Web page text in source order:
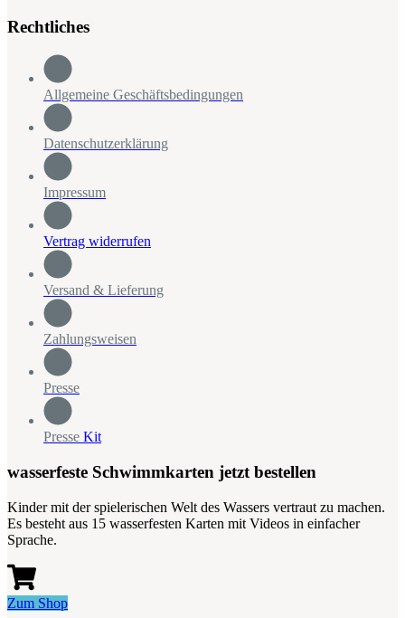
Rechtliches
Allgemeine Geschäftsbedingungen
Datenschutzerklärung
Impressum
Vertrag widerrufen
Versand & Lieferung
Zahlungsweisen
Presse
Presse Kit
wasserfeste Schwimmkarten jetzt bestellen
Kinder mit der spielerischen Welt des Wassers vertraut zu machen.
Es besteht aus 15 wasserfesten Karten mit Videos in einfacher
Sprache.
Zum Shop